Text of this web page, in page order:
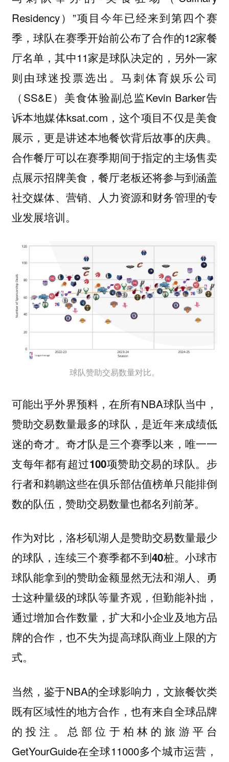
Residency）”项目今年已经来到第四个赛
季，球队在赛季开始前公布了合作的12家餐
厅名单，其中11家是球队决定的，另外一家
则由球迷投票选出。马刺体育娱乐公司
（SS&E）美食体验副总监Kevin Barker告
诉本地媒体ksat.com，这个项目不仅是美食
展示，更是讲述本地餐饮背后故事的庆典。
合作餐厅可以在赛季期间于指定的主场售卖
点展示招牌美食，餐厅老板还将参与到涵盖
社交媒体、营销、人力资源和财务管理的专
业发展培训。
球队赞助交易数量对比。
可能出乎外界预料，在所有NBA球队当中，
赞助交易数量最多的球队，是近年来成绩低
迷的奇才。 奇才队是三个赛季以来，唯一一
支每年都有超过100项赞助交易的球队。 步
行者和鹈鹕这些在俱乐部估值榜单只能排倒
数的队伍，赞助交易数量也都名列前茅。
作为对比， 洛杉矶湖人是赞助交易数量最少
的球队，连续三个赛季都不到40桩。 小球市
球队能拿到的赞助金额显然无法和湖人、勇
士这种量级的球队等量齐观，但勤能补拙，
通过增加合作数量，扩大和小企业及地方品
牌的合作，也不失为提高球队商业上限的方
式。
当然，鉴于NBA的全球影响力，文旅餐饮类
既有区域性的地方合作，也有来自全球品牌
的投注。总部位于柏林的旅游平台
GetYourGuide在全球11000多个城市运营，